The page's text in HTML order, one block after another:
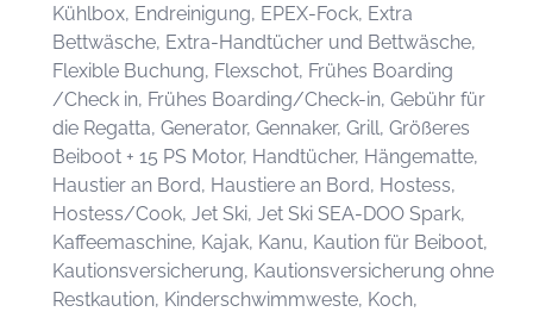
Kühlbox, Endreinigung, EPEX-Fock, Extra
Bettwäsche, Extra-Handtücher und Bettwäsche,
Flexible Buchung, Flexschot, Frühes Boarding
/Check in, Frühes Boarding/Check-in, Gebühr für
die Regatta, Generator, Gennaker, Grill, Größeres
Beiboot + 15 PS Motor, Handtücher, Hängematte,
Haustier an Bord, Haustiere an Bord, Hostess,
Hostess/Cook, Jet Ski, Jet Ski SEA-DOO Spark,
Kaffeemaschine, Kajak, Kanu, Kaution für Beiboot,
Kautionsversicherung, Kautionsversicherung ohne
Restkaution, Kinderschwimmweste, Koch,